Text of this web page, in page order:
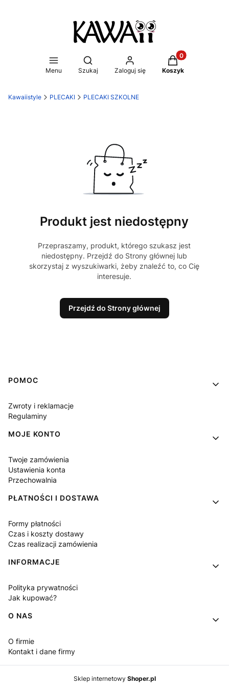
Menu
Otwórz wyszukiwarkę
Szukaj Zaloguj się
Produkty w
Koszyk
Kawaiistyle PLECAKI PLECAKI SZKOLNE
Produkt jest niedostępny
Przepraszamy, produkt, którego szukasz jest
niedostępny. Przejdź do Strony głównej lub
skorzystaj z wyszukiwarki, żeby znaleźć to, co Cię
interesuje.
Przejdź do Strony głównej
Linki w stopce
POMOC
Zwroty i reklamacje
Regulaminy
MOJE KONTO
Twoje zamówienia
Ustawienia konta
Przechowalnia
PŁATNOŚCI I DOSTAWA
Formy płatności
Czas i koszty dostawy
Czas realizacji zamówienia
INFORMACJE
Polityka prywatności
Jak kupować?
O NAS
O firmie
Kontakt i dane firmy
Sklep internetowy Shoper.pl